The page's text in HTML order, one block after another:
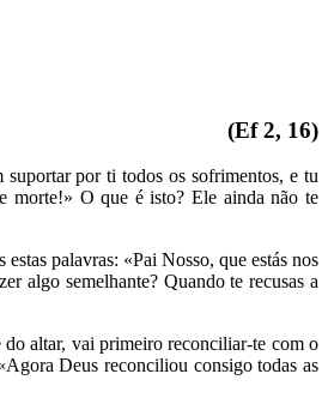
(Ef 2, 16)
por ti todos os sofrimentos, e tu
morte!» O que é isto? Ele ainda não te
palavras: «Pai Nosso, que estás nos
algo semelhante? Quando te recusas a
do altar, vai primeiro reconciliar-te com o
Deus reconciliou consigo todas as